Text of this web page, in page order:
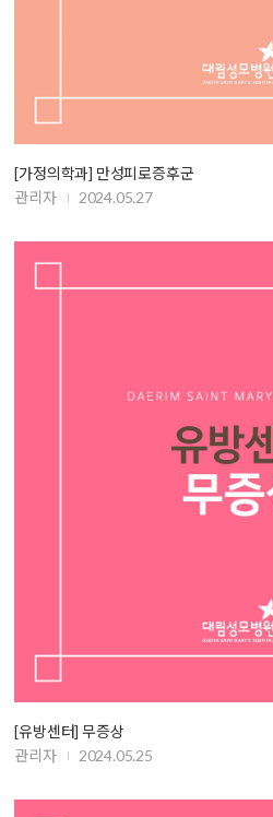
[가정의학과] 만성피로증후군
관리자
2024.05.27
[유방센터] 무증상
관리자
2024.05.25